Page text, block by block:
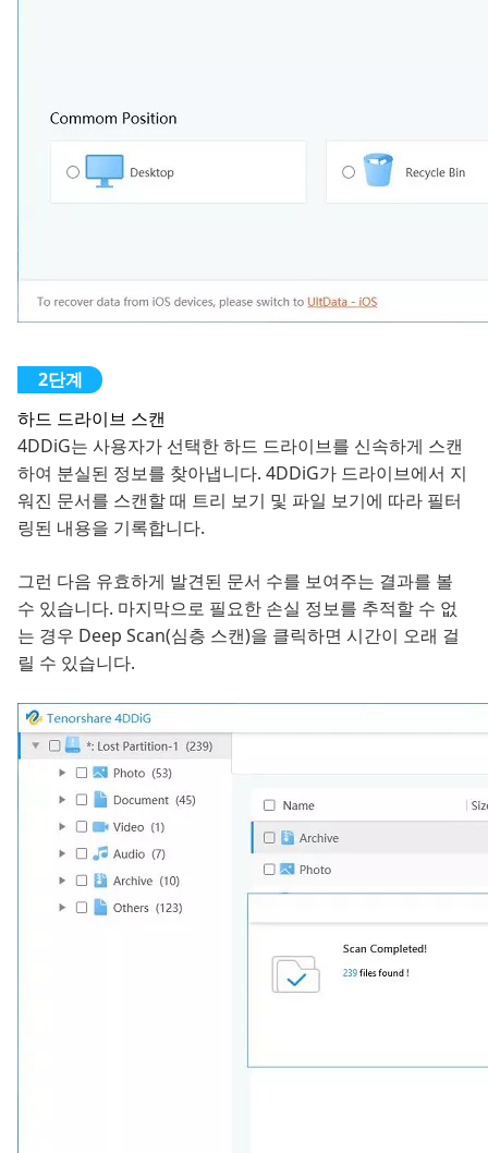
하드 드라이브 스캔
4DDiG는 사용자가 선택한 하드 드라이브를 신속하게 스캔
하여 분실된 정보를 찾아냅니다. 4DDiG가 드라이브에서 지
워진 문서를 스캔할 때 트리 보기 및 파일 보기에 따라 필터
링된 내용을 기록합니다.
그런 다음 유효하게 발견된 문서 수를 보여주는 결과를 볼
수 있습니다. 마지막으로 필요한 손실 정보를 추적할 수 없
는 경우 Deep Scan(심층 스캔)을 클릭하면 시간이 오래 걸
릴 수 있습니다.